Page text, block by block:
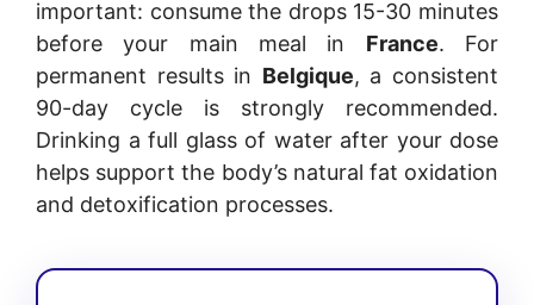
important: consume the drops 15-30 minutes
before your main meal in France. For
permanent results in Belgique, a consistent
90-day cycle is strongly recommended.
Drinking a full glass of water after your dose
helps support the body’s natural fat oxidation
and detoxification processes.